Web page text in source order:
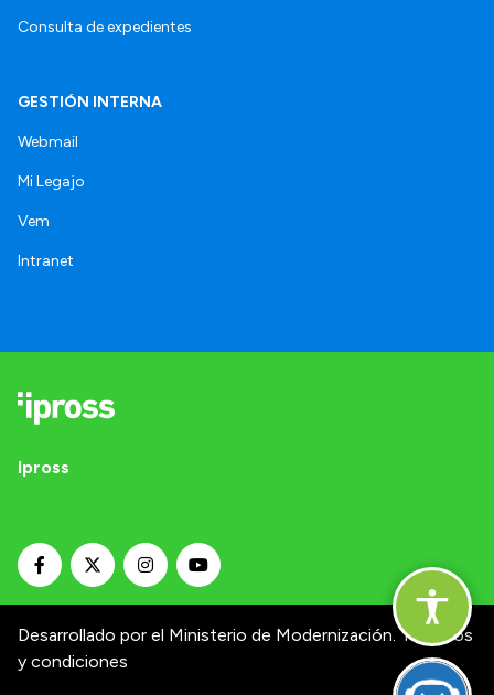
Consulta de expedientes
GESTIÓN INTERNA
Webmail
Mi Legajo
Vem
Intranet
Ipross
Desarrollado por el Ministerio de Modernización. Términos
y condiciones